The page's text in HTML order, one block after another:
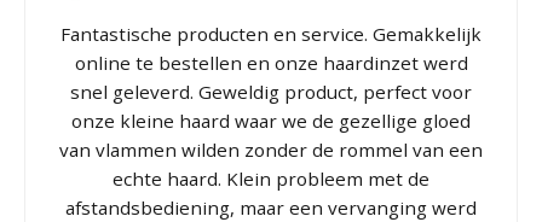
Fantastische producten en service. Gemakkelijk
online te bestellen en onze haardinzet werd
snel geleverd. Geweldig product, perfect voor
onze kleine haard waar we de gezellige gloed
van vlammen wilden zonder de rommel van een
echte haard. Klein probleem met de
afstandsbediening, maar een vervanging werd